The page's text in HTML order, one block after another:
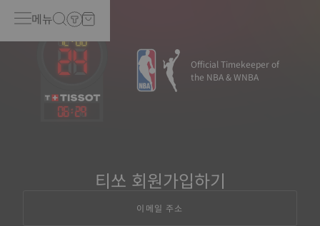
메뉴
06:29
Official Timekeeper of
the NBA & WNBA
티쏘 회원가입하기
이메일 주소